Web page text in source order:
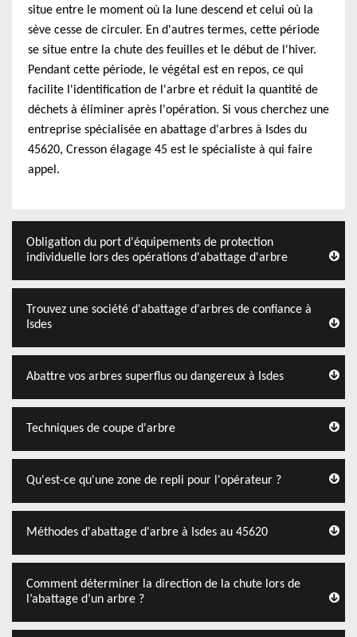
situe entre le moment où la lune descend et celui où la
sève cesse de circuler. En d'autres termes, cette période
se situe entre la chute des feuilles et le début de l'hiver.
Pendant cette période, le végétal est en repos, ce qui
facilite l'identification de l'arbre et réduit la quantité de
déchets à éliminer après l'opération. Si vous cherchez une
entreprise spécialisée en abattage d'arbres à Isdes du
45620, Cresson élagage 45 est le spécialiste à qui faire
appel.
Obligation du port d'équipements de protection
individuelle lors des opérations d'abattage d'arbre
Trouvez une société d'abattage d'arbres de confiance à
Isdes
Abattre vos arbres superflus ou dangereux à Isdes
Techniques de coupe d'arbre
Qu'est-ce qu'une zone de repli pour l'opérateur ?
Méthodes d'abattage d'arbre à Isdes au 45620
Comment déterminer la direction de la chute lors de
l’abattage d’un arbre ?